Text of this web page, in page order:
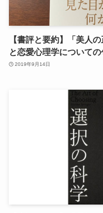
【書評と要約】「美人
と恋愛心理学について
2019年9月14日